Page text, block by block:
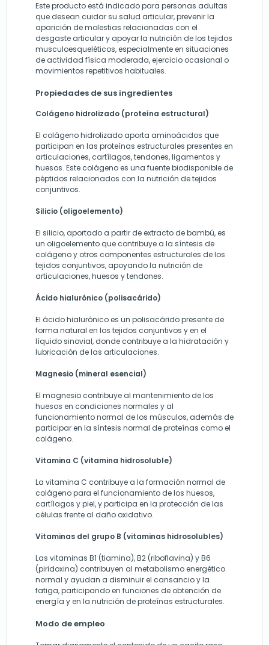
Este producto está indicado para personas adultas
que desean cuidar su salud articular, prevenir la
aparición de molestias relacionadas con el
desgaste articular y apoyar la nutrición de los tejidos
musculoesqueléticos, especialmente en situaciones
de actividad física moderada, ejercicio ocasional o
movimientos repetitivos habituales.
Propiedades de sus ingredientes
Colágeno hidrolizado (proteína estructural)
El colágeno hidrolizado aporta aminoácidos que
participan en las proteínas estructurales presentes en
articulaciones, cartílagos, tendones, ligamentos y
huesos. Este colágeno es una fuente biodisponible de
péptidos relacionados con la nutrición de tejidos
conjuntivos.
Silicio (oligoelemento)
El silicio, aportado a partir de extracto de bambú, es
un oligoelemento que contribuye a la síntesis de
colágeno y otros componentes estructurales de los
tejidos conjuntivos, apoyando la nutrición de
articulaciones, huesos y tendones.
Ácido hialurónico (polisacárido)
El ácido hialurónico es un polisacárido presente de
forma natural en los tejidos conjuntivos y en el
líquido sinovial, donde contribuye a la hidratación y
lubricación de las articulaciones.
Magnesio (mineral esencial)
El magnesio contribuye al mantenimiento de los
huesos en condiciones normales y al
funcionamiento normal de los músculos, además de
participar en la síntesis normal de proteínas como el
colágeno.
Vitamina C (vitamina hidrosoluble)
La vitamina C contribuye a la formación normal de
colágeno para el funcionamiento de los huesos,
cartílagos y piel, y participa en la protección de las
células frente al daño oxidativo.
Vitaminas del grupo B (vitaminas hidrosolubles)
Las vitaminas B1 (tiamina), B2 (riboflavina) y B6
(piridoxina) contribuyen al metabolismo energético
normal y ayudan a disminuir el cansancio y la
fatiga, participando en funciones de obtención de
energía y en la nutrición de proteínas estructurales.
Modo de empleo